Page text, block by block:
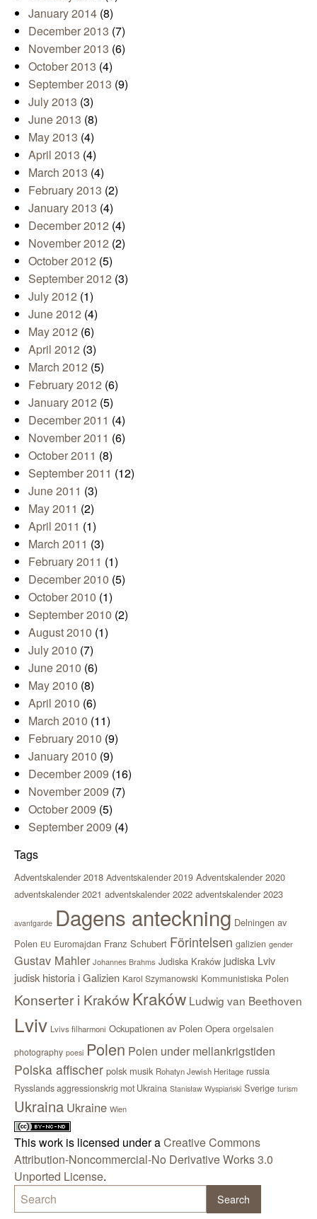
January 2014 (8)
December 2013 (7)
November 2013 (6)
October 2013 (4)
September 2013 (9)
July 2013 (3)
June 2013 (8)
May 2013 (4)
April 2013 (4)
March 2013 (4)
February 2013 (2)
January 2013 (4)
December 2012 (4)
November 2012 (2)
October 2012 (5)
September 2012 (3)
July 2012 (1)
June 2012 (4)
May 2012 (6)
April 2012 (3)
March 2012 (5)
February 2012 (6)
January 2012 (5)
December 2011 (4)
November 2011 (6)
October 2011 (8)
September 2011 (12)
June 2011 (3)
May 2011 (2)
April 2011 (1)
March 2011 (3)
February 2011 (1)
December 2010 (5)
October 2010 (1)
September 2010 (2)
August 2010 (1)
July 2010 (7)
June 2010 (6)
May 2010 (8)
April 2010 (6)
March 2010 (11)
February 2010 (9)
January 2010 (9)
December 2009 (16)
November 2009 (7)
October 2009 (5)
September 2009 (4)
Tags
Adventskalender 2018 Adventskalender 2019 Adventskalender 2020
adventskalender 2021 adventskalender 2022 adventskalender 2023
avantgarde Dagens anteckning Delningen av
Polen EU Euromajdan Franz Schubert Förintelsen galizien gender
Gustav Mahler Johannes Brahms Judiska Kraków judiska Lviv
judisk historia i Galizien Karol Szymanowski Kommunistiska Polen
Konserter i KrakówKraków Ludwig van Beethoven
Lviv Lvivs filharmoni Ockupationen av Polen Opera orgelsalen
photography poesi Polen Polen under mellankrigstiden
Polska affischer polsk musik Rohatyn Jewish Heritage russia
Rysslands aggressionskrig mot Ukraina Stanisław Wyspiański Sverige turism
Ukraina Ukraine Wien
This work is licensed under aCreative Commons
Attribution-Noncommercial-No Derivative Works 3.0
Unported License.